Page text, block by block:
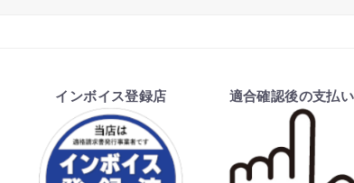
インボイス登録店 適合確認後の支払い